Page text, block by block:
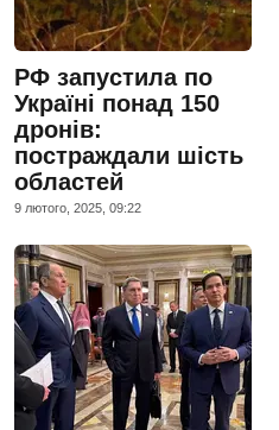
РФ запустила по
Україні понад 150
дронів:
постраждали шість
областей
9 лютого, 2025, 09:22